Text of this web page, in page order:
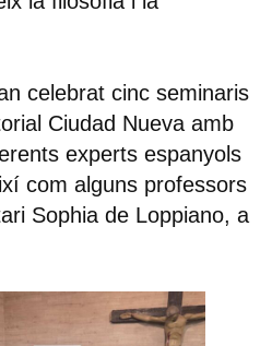
celebrat cinc seminaris
Ciudad Nueva amb
experts espanyols
com alguns professors
Sophia de Loppiano, a